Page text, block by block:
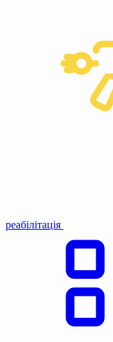
реабілітація